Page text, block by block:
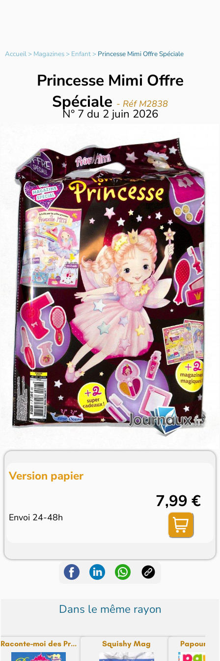
Accueil> Magazines> Enfant> Princesse Mimi Offre Spéciale
Princesse Mimi Offre
Spéciale - Réf M2838
N° 7 du 2 juin 2026
Version papier
Envoi 24-48h
7,99 €
Dans le même rayon
Raconte-moi des Pr... Squishy Mag Papoum